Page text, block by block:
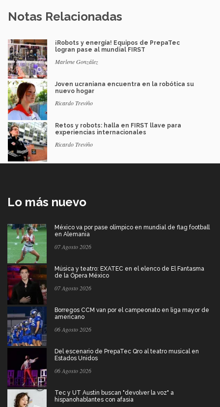
Notas Relacionadas
¡Robots y energía! Equipos de PrepaTec
logran pase al mundial FIRST
Marlene González
Joven ucraniana encuentra en la robótica su
nuevo hogar
Ricardo Treviño
Retos y robots: halla en FIRST llave para
experiencias internacionales
Ricardo Treviño
Lo más nuevo
México va por pase olímpico en mundial de flag football
en Alemania
07 Agosto 2026
Música y teatro: EXATEC en el elenco de El Fantasma
de la Ópera México
07 Agosto 2026
Borregos CCM van por el campeonato en liga mayor de
americano
06 Agosto 2026
Del escenario de PrepaTec Qro al teatro musical en
Estados Unidos
06 Agosto 2026
Tec y UT Austin buscan "devolver la voz" a
hispanohablantes con afasia